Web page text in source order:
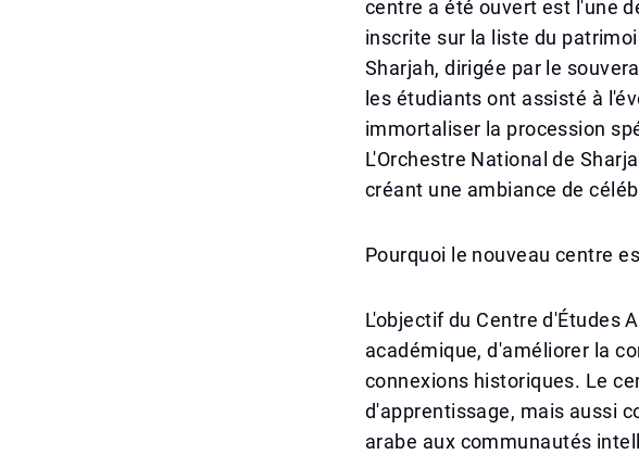
centre a été ouvert est l'une
inscrite sur la liste du
Sharjah, dirigée par le
les étudiants ont assisté à
immortaliser la procession
L'Orchestre National de
créant une ambiance de
Pourquoi le nouveau centre
L'objectif du Centre d'Études
académique, d'améliorer la
connexions historiques. Le
d'apprentissage, mais aussi
arabe aux communautés